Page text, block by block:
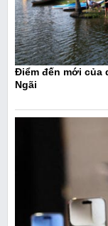
Điểm đến mới của
Ngãi